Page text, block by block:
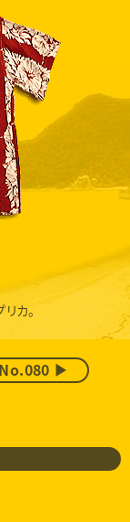
カ。
No.080 ▶